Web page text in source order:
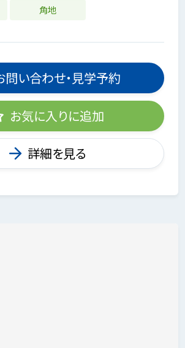
角地
問い合わせ・見学予約
お気に入りに追加
詳細を見る